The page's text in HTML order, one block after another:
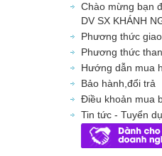
Chào mừng bạn
DV SX KHÁNH
Phương thức
Phương thức
Hướng dẫn mua
Bảo hành,đổi trả
Điều khoản mua
Tin tức - Tuyển